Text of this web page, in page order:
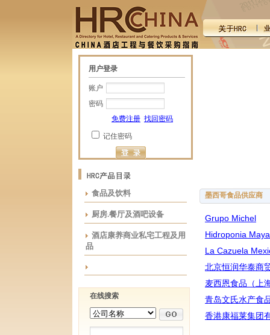
用户登录
账户
密码
免费注册 找回密码
记住密码
食品及饮料
厨房.餐厅及酒吧设备
酒店康养商业私宅工程及用
品
在线搜索
墨西哥食品供应商
Grupo Michel
Hidroponia
La Cazuela
北京恒润华泰商
麦西恩食品（上
青岛文氏水产食
香港康福莱集团